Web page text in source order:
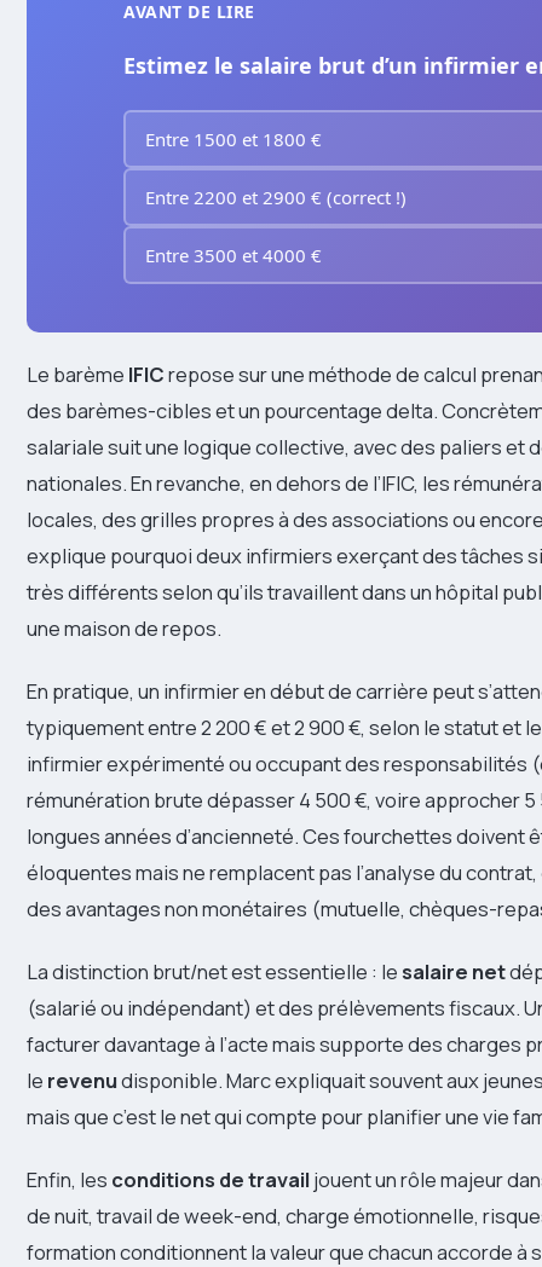
AVANT DE LIRE
Estimez le salaire brut d’un infirmier
Entre 1500 et 1800 €
Entre 2200 et 2900 € (correct !)
Entre 3500 et 4000 €
Le barème IFICrepose sur une méthode de calcul
des barèmes-cibles et un pourcentage delta.
salariale suit une logique collective, avec des paliers
nationales. En revanche, en dehors de l’IFIC, les
locales, des grilles propres à des associations ou
explique pourquoi deux infirmiers exerçant des tâches
très différents selon qu’ils travaillent dans un hôpital
une maison de repos.
En pratique, un infirmier en début de carrière peut
typiquement entre 2 200 € et 2 900 €, selon le statut et
infirmier expérimenté ou occupant des responsabilités
rémunération brute dépasser 4 500 €, voire approcher
longues années d’ancienneté. Ces fourchettes doivent
éloquentes mais ne remplacent pas l’analyse du
des avantages non monétaires (mutuelle, chèques-
La distinction brut/net est essentielle : lesalaire net
(salarié ou indépendant) et des prélèvements fiscaux.
facturer davantage à l’acte mais supporte des charges
le revenudisponible. Marc expliquait souvent aux
mais que c’est le net qui compte pour planifier une vie
Enfin, les conditions de travail jouent un rôle majeur
de nuit, travail de week-end, charge émotionnelle,
formation conditionnent la valeur que chacun accorde